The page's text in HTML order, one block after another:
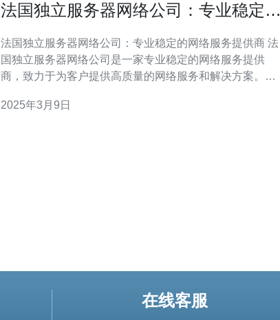
法国独立服务器网络公司：专业稳定的
法国独立服务器网络公司：专业稳定的网络服务提供商 法
国独立服务器网络公司是一家专业稳定的网络服务提供
商，致力于为客户提供高质量的网络服务和解决方案。该
户的需求。 作为专业的网络服务提供商，法国独立服务器
2025年3月9日
在线客服